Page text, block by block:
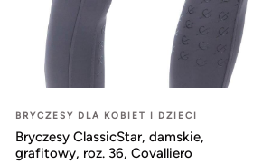
BRYCZESY DLA KOBIET I DZIECI
Bryczesy ClassicStar, damskie,
grafitowy, roz. 36, Covalliero